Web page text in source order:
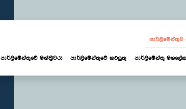
පාර්ලි‌මේන්තුව
පාර්ලි‌මේන්තුවේ මන්ත්‍රීවරු පාර්ලිමේන්තුවේ කටයුතු පාර්ලිමේන්තු